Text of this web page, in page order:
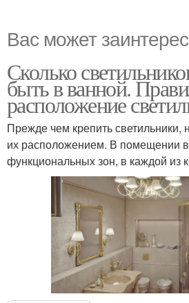
Вас может
Сколько
быть в ванной.
расположение
Прежде чем крепить светильники,
их расположением. В помещении
функциональных зон, в каждой из